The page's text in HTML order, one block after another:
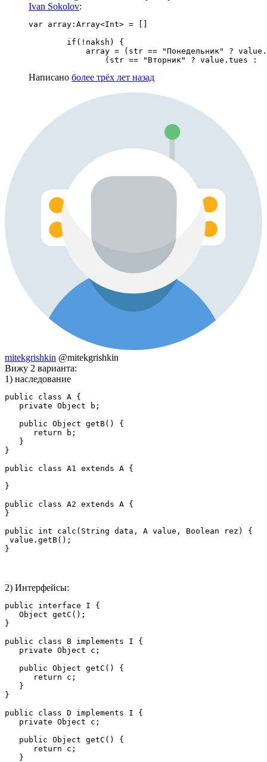
Ivan Sokolov:
var array:Array<Int> = []
        if(!naksh) {
array = (str == "Понедельник" ?
                (str == "Вторник" ? value.tues :
Написано более трёх лет назад
mitekgrishkin @mitekgrishkin
Вижу 2 варианта:
1) наследование
public class A {
   private Object b;
   public Object getB() {
      return b;
   }
}
public class A1 extends A {
}
public class A2 extends A {
}
public int calc(String data, A value, Boolean rez) {
value.getB();
}
2) Интерфейсы:
public interface I {
   Object getC();
}
public class B implements I {
   private Object c;
   public Object getC() {
      return c;
   }
}
public class D implements I {
   private Object c;
   public Object getC() {
      return c;
   }